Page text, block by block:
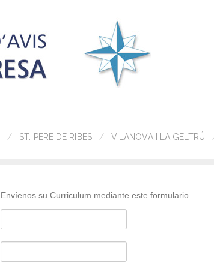
ST. PERE DE RIBES VILANOVA I LA GELTRÚ
Envíenos su Curriculum mediante este formulario.